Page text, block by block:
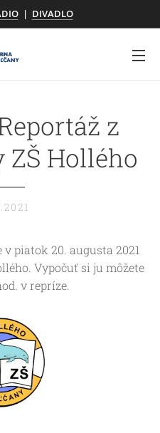
| DIVADLO
z
Hollého
piatok 20. augusta 2021
Vypočuť si ju môžete
v repríze.